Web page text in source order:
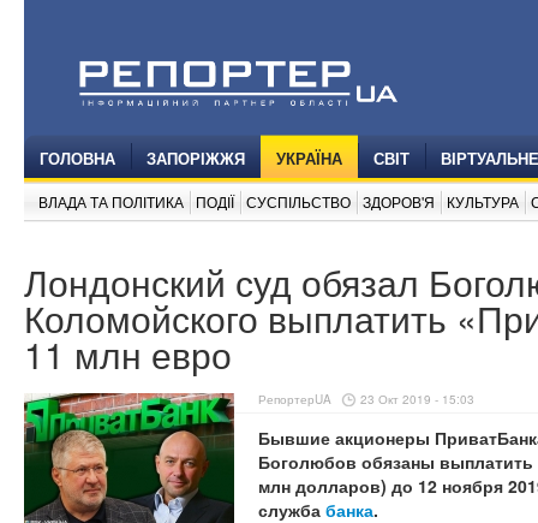
ГОЛОВНА ЗАПОРІЖЖЯ УКРАЇНА СВІТ
ВЛАДА ТА ПОЛІТИКА ПОДІЇ СУСПІЛЬСТВО ЗДОРОВ'Я КУЛЬТУРА
Лондонский суд обязал
Коломойского выплатить
11 млн евро
РепортерUA 23 Окт 2019 - 15:03
Бывшие акционеры
Боголюбов обязаны выплатить
млн долларов) до 12 ноября
служба банка.